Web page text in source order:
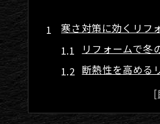
寒さ対策に効くリフ
リフォームで冬
断熱性を高める
窓リフォームが
暮らしを守るリ